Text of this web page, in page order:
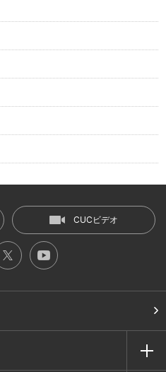
CUCビデオ